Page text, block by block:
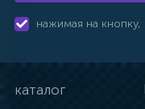
нажимая на
каталог